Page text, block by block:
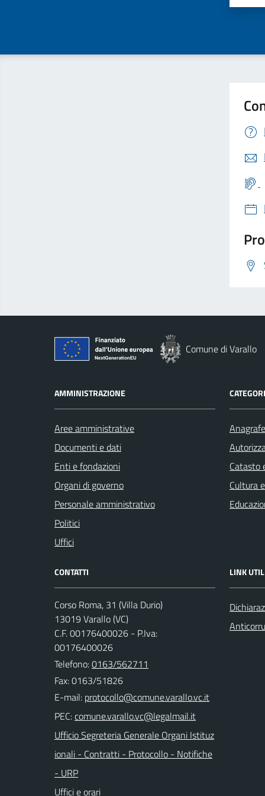
Comune di Varallo
AMMINISTRAZIONE
Aree amministrative
Documenti e dati
Enti e fondazioni
Organi di governo
Personale amministrativo
Politici
Uffici
Catasto
Cultura
CONTATTI
Corso Roma, 31 (Villa Durio)
13019 Varallo (VC)
C.F. 00176400026 - P.Iva:
00176400026
Telefono:0163/562711
Fax: 0163/51826
E-mail:
PEC:
Ufficio Segreteria Generale Organi Istituz
ionali - Contratti - Protocollo - Notifiche
- URP
Uffici e orari
LINK